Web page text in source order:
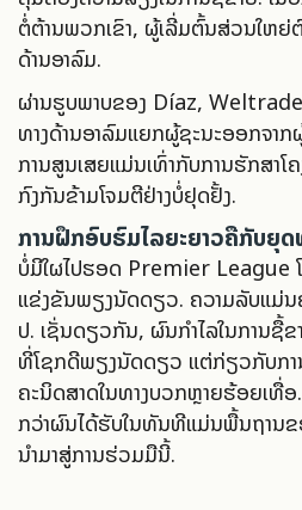
ຕໍ່ຕ້ານພວກເຂົາ, ຜູ້ເລີ່ມຕົ້ນສ່ວນໃຫຍ່
ດ້ານອາລົມ.
ຜ່ານຮູບພາບຂອງ Díaz,
ທາງດ້ານອາລົມແຍກຜູ້ຊະນະອອກຈາ
ການສູນເສຍແມ່ນເທົ່າກັບການຮັກສາໂ
ກົງກັນຂ້າມໂຈມຕີຢ່າງບໍ່ຢຸດຢັ້ງ.
ການຝຶກອົບຮົມໄລຍະຍາວຄືກັບຍຸ
ບໍ່ມີໃຜໄປຮອດ Premier League
ແຂ່ງຂັນພຽງນັດດຽວ. ຄວາມລັບແມ່ນ
ປີ. ເຊັ່ນດຽວກັນ, ຜົນກຳໄລໃນການຊື້
ທີ່ໂຊກດີພຽງນັດດຽວ ແຕ່ກ່ຽວກັບກາ
ຄະນິດສາດໃນທາງບວກຫຼາຍຮ້ອຍເທື່
ກວ່າຜົນໄດ້ຮັບໃນທັນທີແມ່ນພື້ນຖານ
ນຳມາສູ່ການຮ່ວມມືນີ້.